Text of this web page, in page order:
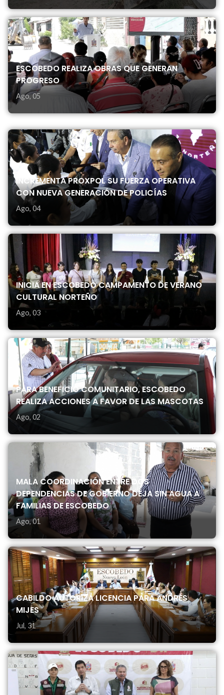
ESCOBEDO REALIZA OBRAS QUE GENERAN
PROGRESO
Ago, 05
INCREMENTA PROXPOL SU FUERZA OPERATIVA
CON NUEVA GENERACIÓN DE POLICÍAS
Ago, 04
INICIA EN ESCOBEDO CAMPAMENTO DE VERANO
CULTURAL NORTEÑO
Ago, 03
PARA BENEFICIO COMUNITARIO, ESCOBEDO
REALIZA ACCIONES A FAVOR DE LAS MASCOTAS
Ago, 02
MALA COORDINACIÓN ENTRE DOS
DEPENDENCIAS DE GOBIERNO DEJA SIN AGUA A
FAMILIAS DE ESCOBEDO
Ago, 01
CABILDO AUTORIZA LICENCIA PARA ANDRÉS
MIJES
Jul, 31